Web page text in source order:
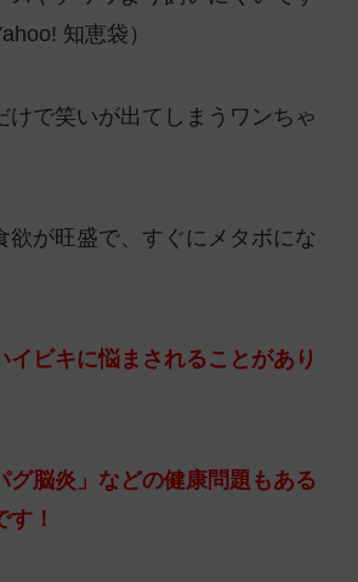
知恵袋）
けで笑いが出てしまうワンちゃ
欲が旺盛で、すぐにメタボにな
イビキに悩まされることがあり
グ脳炎」などの健康問題もある
！